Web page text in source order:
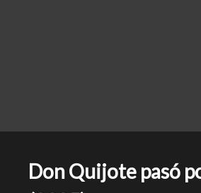
Don Quijote pasó